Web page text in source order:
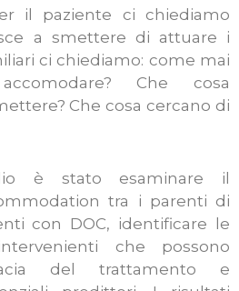
il paziente ci chiediamo
a smettere di attuare i
ci chiediamo: come mai
Che cosa
Che cosa cercano di
è stato esaminare il
tra i parenti di
con DOC, identificare le
che possono
del trattamento e